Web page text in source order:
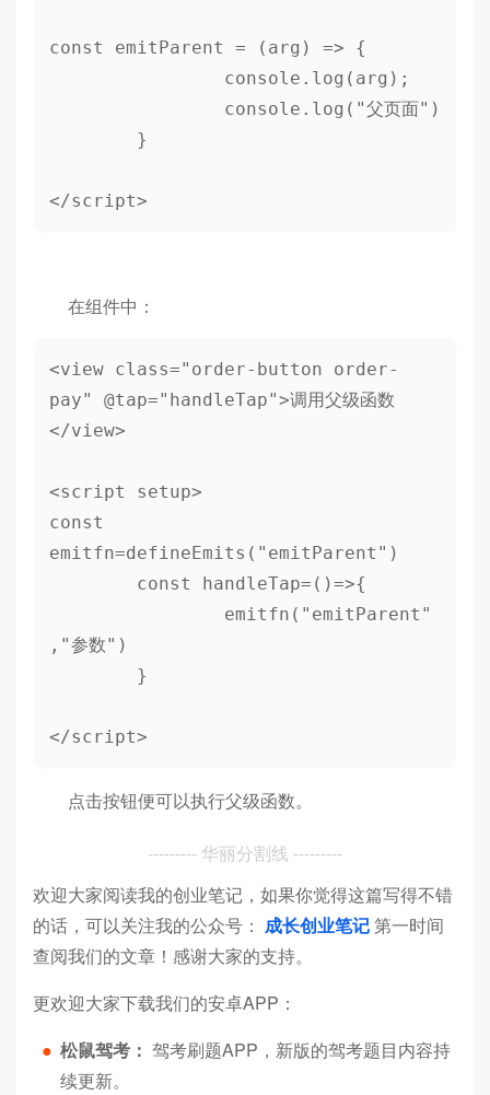
const emitParent = (arg) => {
</script>
在组件中：
<view class="order-button order-
pay" @tap="handleTap">调用父级函数
</view>
<script setup>
const
emitfn=defineEmits("emitParent")
,"参数")
点击按钮便可以执行父级函数。
--------- 华丽分割线 ---------
欢迎大家阅读我的创业笔记，如果你觉得这篇写得不错
的话，可以关注我的公众号： 成长创业笔记第一时间
查阅我们的文章！感谢大家的支持。
更欢迎大家下载我们的安卓APP：
● 松鼠驾考： 驾考刷题APP，新版的驾考题目内容持
续更新。